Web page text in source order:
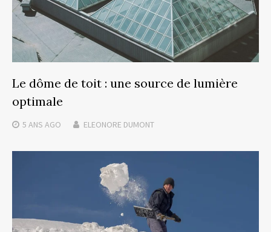
Le dôme de toit : une source de lumière
optimale
5 ANS AGO ELEONORE DUMONT